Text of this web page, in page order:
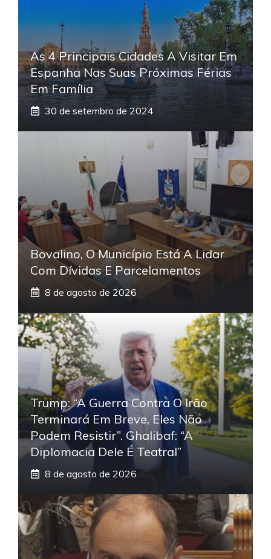
As 4 Principais Cidades A Visitar Em
Espanha Nas Suas Próximas Férias
Em Família
30 de setembro de 2024
Bovalino, O Município Está A Lidar
Com Dívidas E Parcelamentos
8 de agosto de 2026
Trump: “A Guerra Contra O Irão
Terminará Em Breve, Eles Não
Podem Resistir”. Ghalibaf: “A
Diplomacia Dele É Teatral”
8 de agosto de 2026